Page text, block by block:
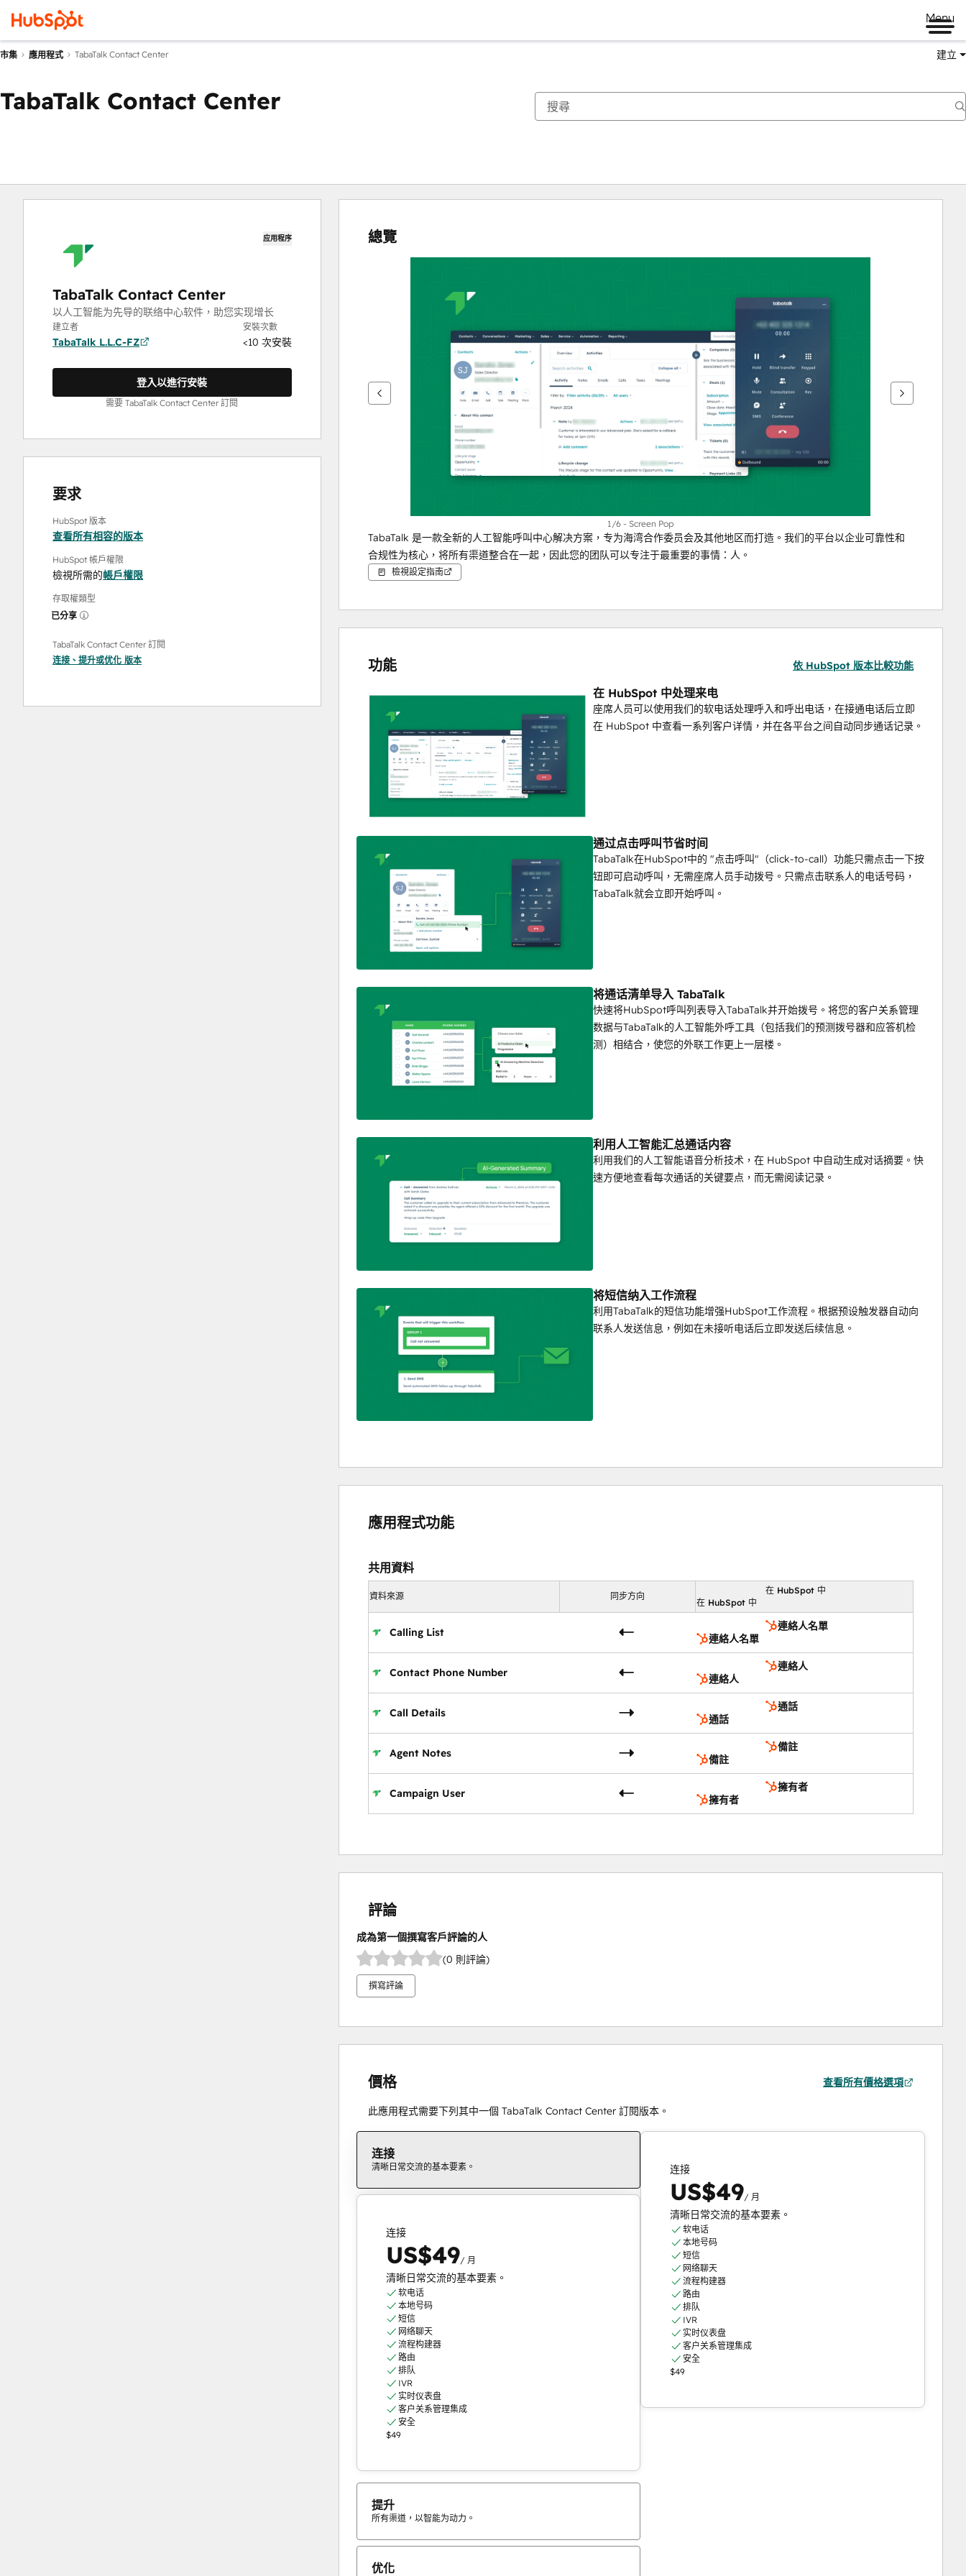
Menu
市集 應用程式 TabaTalk Contact Center 建立
TabaTalk Contact Center
应用程序
TabaTalk Contact Center
以人工智能为先导的联络中心软件，助您实现增长
建立者
TabaTalk L.L.C-FZ
安裝次數
<10 次安裝
登入以進行安裝
需要 TabaTalk Contact Center 訂閱
要求
HubSpot 版本
查看所有相容的版本
HubSpot 帳戶權限
檢視所需的帳戶權限
存取權類型
已分享
TabaTalk Contact Center 訂閱
连接 、 提升或优化 版本
總覽
其
他
1/6 - Screen Pop
TabaTalk 是一款全新的人工智能呼叫中心解决方案，专为海湾合作委员会及其他地区而打造。我们的平台以企业可靠性和
合规性为核心，将所有渠道整合在一起，因此您的团队可以专注于最重要的事情：人。
檢視設定指南
功能 依 HubSpot 版本比較功能
在 HubSpot 中处理来电
座席人员可以使用我们的软电话处理呼入和呼出电话，在接通电话后立即
在 HubSpot 中查看一系列客户详情，并在各平台之间自动同步通话记录。
通过点击呼叫节省时间
TabaTalk在HubSpot中的 "点击呼叫"（click-to-call）功能只需点击一下按
钮即可启动呼叫，无需座席人员手动拨号。只需点击联系人的电话号码，
TabaTalk就会立即开始呼叫。
将通话清单导入 TabaTalk
快速将HubSpot呼叫列表导入TabaTalk并开始拨号。将您的客户关系管理
数据与TabaTalk的人工智能外呼工具（包括我们的预测拨号器和应答机检
测）相结合，使您的外联工作更上一层楼。
利用人工智能汇总通话内容
利用我们的人工智能语音分析技术，在 HubSpot 中自动生成对话摘要。快
速方便地查看每次通话的关键要点，而无需阅读记录。
将短信纳入工作流程
利用TabaTalk的短信功能增强HubSpot工作流程。根据预设触发器自动向
联系人发送信息，例如在未接听电话后立即发送后续信息。
應用程式功能
共用資料
資料來源 同步方向
在 HubSpot 中
在 HubSpot 中
Calling List
連絡人名單
連絡人名單
Contact Phone Number
連絡人
連絡人
Call Details
通話
通話
Agent Notes
備註
備註
Campaign User
擁有者
擁有者
評論
成為第一個撰寫客戶評論的人
(0 則評論)
撰寫評論
價格 查看所有價格選項
此應用程式需要下列其中一個 TabaTalk Contact Center 訂閱版本。
连接
清晰日常交流的基本要素。
连接
US$49/ 月
清晰日常交流的基本要素。
软电话
本地号码
短信
网络聊天
流程构建器
路由
排队
IVR
实时仪表盘
客户关系管理集成
安全
$49
提升
所有渠道，以智能为动力。
优化
连接
US$49/ 月
清晰日常交流的基本要素。
软电话
本地号码
短信
网络聊天
流程构建器
路由
排队
IVR
实时仪表盘
客户关系管理集成
安全
$49